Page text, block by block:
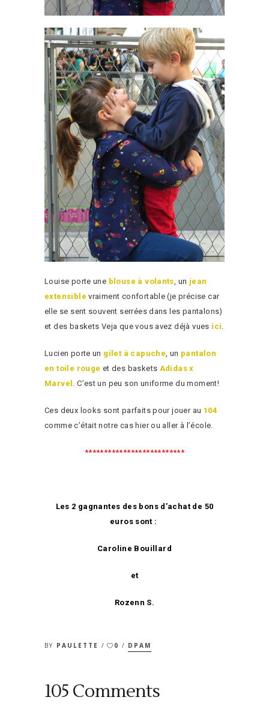
Louise porte une blouse à volants , un jean
extensible vraiment confortable (je précise car
elle se sent souvent serrées dans les pantalons)
et des baskets Veja que vous avez déjà vues ici
Lucien porte un gilet à capuche , un pantalon
en toile rouge et des baskets Adidas x
Marvel
. C’est un peu son uniforme du moment!
Ces deux looks sont parfaits pour jouer au 104
comme c’était notre cas hier ou aller à l’école.
**************************
Les 2 gagnantes des bons d’achat de 50
euros sont :
Caroline Bouillard
et
Rozenn S.
BY PAULETTE 0 DPAM
105 Comments